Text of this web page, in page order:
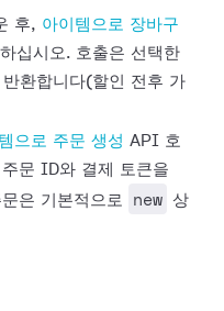
후, 아이템으로 장바구
십시오. 호출은 선택한
환합니다(할인 전후 가
으로 주문 생성 API 호
문 ID와 결제 토큰을
은 기본적으로
new 상